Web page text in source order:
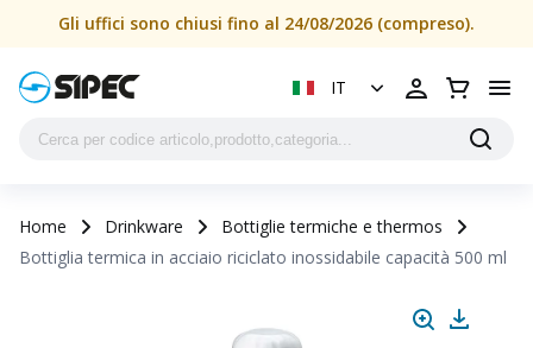
Gli uffici sono chiusi fino al 24/08/2026 (compreso).
IT
Home Drinkware
Bottiglie termiche e thermos
Bottiglia termica in acciaio riciclato inossidabile capacità 500 ml